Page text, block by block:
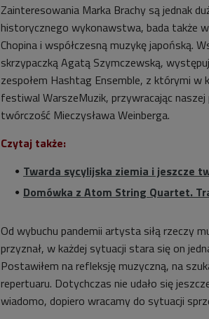
Zainteresowania Marka Brachy są jednak
historycznego wykonawstwa, bada także
Chopina i współczesną muzykę japońską.
skrzypaczką Agatą Szymczewską,
zespołem Hashtag Ensemble, z którymi w
festiwal WarszeMuzik, przywracając
twórczość Mieczysława Weinberga.
Czytaj także:
Twarda sycylijska ziemia i jeszcze
Domówka z Atom String Quartet.
Od wybuchu pandemii artysta siłą rzeczy
przyznał, w każdej sytuacji stara się on
Postawiłem na refleksję muzyczną, na
repertuaru. Dotychczas nie udało się
wiadomo, dopiero wracamy do sytuacji